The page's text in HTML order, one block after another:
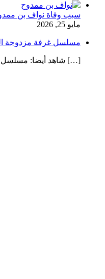
سبب وفاة نواف بن
مايو 25, 2026
مسلسل غرفة مزدوجة الحلقة 7 -
[…] شاهد أيضا: مسلسل